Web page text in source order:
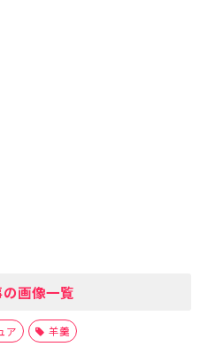
画像一覧
ア 羊羹